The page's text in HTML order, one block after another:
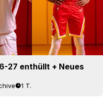
27 enthüllt + Neues
1 T.